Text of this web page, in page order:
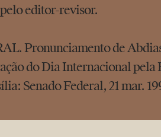
editor-revisor.
Pronunciamento de
do Dia Internacional pela
Senado Federal, 21 mar.